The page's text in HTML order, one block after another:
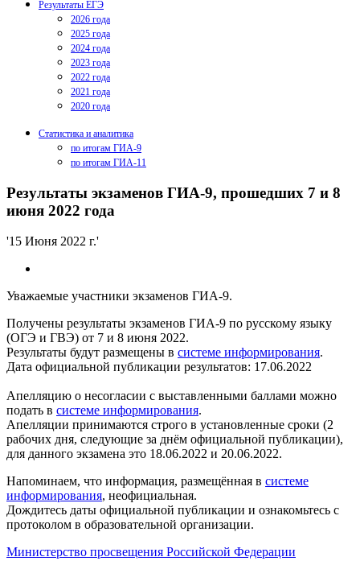
Результаты ЕГЭ
2026 года
2025 года
2024 года
2023 года
2022 года
2021 года
2020 года
Статистика и аналитика
по итогам ГИА-9
по итогам ГИА-11
Результаты экзаменов ГИА-9, прошедших 7 и 8
июня 2022 года
'15 Июня 2022 г.'
Уважаемые участники экзаменов ГИА-9.
Получены результаты экзаменов ГИА-9 по русскому языку
(ОГЭ и ГВЭ) от 7 и 8 июня 2022.
Результаты будут размещены в системе информирования.
Дата официальной публикации результатов: 17.06.2022
Апелляцию о несогласии с выставленными баллами можно
подать в системе информирования.
Апелляции принимаются строго в установленные сроки (2
рабочих дня, следующие за днём официальной публикации),
для данного экзамена это 18.06.2022 и 20.06.2022.
Напоминаем, что информация, размещённая в системе
информирования, неофициальная.
Дождитесь даты официальной публикации и ознакомьтесь с
протоколом в образовательной организации.
Министерство просвещения Российской Федерации